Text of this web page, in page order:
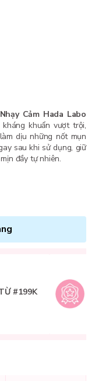
Cảm Hada Labo
khuẩn vượt trội,
dịu những nốt mụn
sau khi sử dụng, giữ
đầy tự nhiên.
#199K